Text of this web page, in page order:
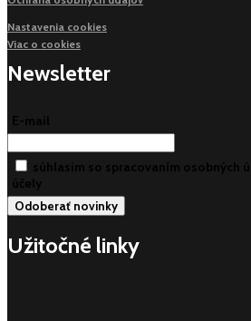
Nastavenia cookies
Viac o cookies
Newsletter
E-mail
súhlasim so spracovaním osobných
účely
Užitočné linky